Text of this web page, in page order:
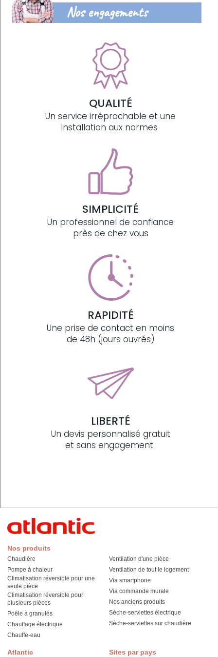
Nos engagements
QUALITÉ
Un service irréprochable et une
installation aux normes
SIMPLICITÉ
Un professionnel de confiance
près de chez vous
RAPIDITÉ
Une prise de contact en moins
de 48h (jours ouvrés)
LIBERTÉ
Un devis personnalisé gratuit
et sans engagement
Atlantic
Nos produits
Chaudière
Pompe à chaleur
Climatisation réversible pour une
seule pièce
Climatisation réversible pour
plusieurs pièces
Poêle à granulés
Chauffage électrique
Chauffe-eau
Ventilation d'une pièce
Ventilation de tout le logement
Via smartphone
Via commande murale
Nos anciens produits
Sèche-serviettes électrique
Sèche-serviettes sur chaudière
Sites par pays